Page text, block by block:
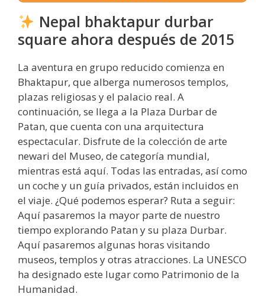
Nepal bhaktapur durbar
square ahora después de 2015
La aventura en grupo reducido comienza en
Bhaktapur, que alberga numerosos templos,
plazas religiosas y el palacio real. A
continuación, se llega a la Plaza Durbar de
Patan, que cuenta con una arquitectura
espectacular. Disfrute de la colección de arte
newari del Museo, de categoría mundial,
mientras está aquí. Todas las entradas, así como
un coche y un guía privados, están incluidos en
el viaje. ¿Qué podemos esperar? Ruta a seguir:
Aquí pasaremos la mayor parte de nuestro
tiempo explorando Patan y su plaza Durbar.
Aquí pasaremos algunas horas visitando
museos, templos y otras atracciones. La UNESCO
ha designado este lugar como Patrimonio de la
Humanidad.